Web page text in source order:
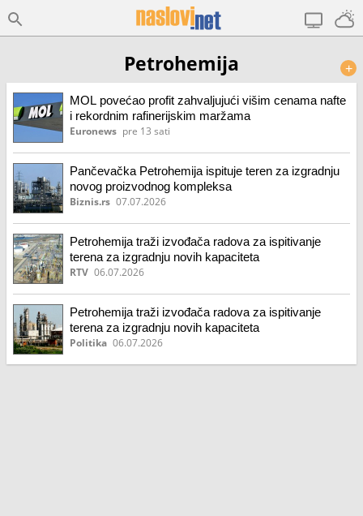
Petrohemija +
MOL povećao profit zahvaljujući višim cenama nafte
i rekordnim rafinerijskim maržama
Euronews pre 13 sati
Pančevačka Petrohemija ispituje teren za izgradnju
novog proizvodnog kompleksa
Biznis.rs 07.07.2026
Petrohemija traži izvođača radova za ispitivanje
terena za izgradnju novih kapaciteta
RTV 06.07.2026
Petrohemija traži izvođača radova za ispitivanje
terena za izgradnju novih kapaciteta
Politika 06.07.2026